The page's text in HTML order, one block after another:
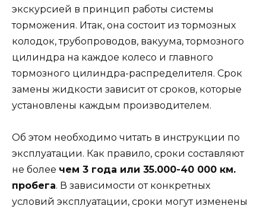
экскурсией в принцип работы системы
торможения. Итак, она состоит из тормозных
колодок, трубопроводов, вакуума, тормозного
цилиндра на каждое колесо и главного
тормозного цилиндра-распределителя. Срок
замены жидкости зависит от сроков, которые
установлены каждым производителем.
Об этом необходимо читать в инструкции по
эксплуатации. Как правило, сроки составляют
не более чем 3 года или 35.000-40 000 км.
пробега. В зависимости от конкретных
условий эксплуатации, сроки могут изменены